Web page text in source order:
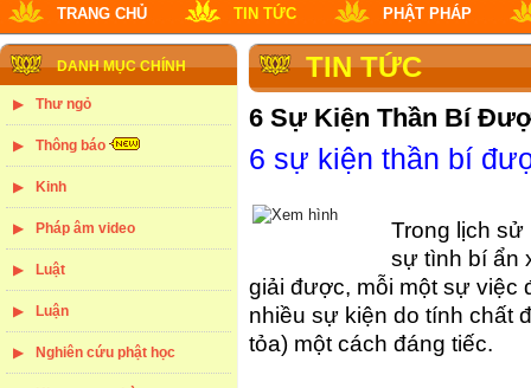
TRANG CHỦ TIN TỨC PHẬT PHÁP
DANH MỤC CHÍNH
Thư ngỏ
Thông báo
Kinh
Pháp âm video
Luật
Luận
Nghiên cứu phật học
TIN TỨC
6 Sự Kiện Thần Bí
6 sự kiện thần bí
Trong lịch sử
sự tình bí ẩn
giải được, mỗi một sự việc
nhiều sự kiện do tính chất
tỏa) một cách đáng tiếc.